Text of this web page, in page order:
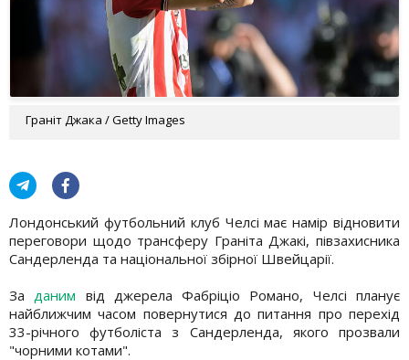
Граніт Джака / Getty Images
Лондонський футбольний клуб Челсі має намір відновити
переговори щодо трансферу Граніта Джакі, півзахисника
Сандерленда та національної збірної Швейцарії.
За даним від джерела Фабріціо Романо, Челсі планує
найближчим часом повернутися до питання про перехід
33-річного футболіста з Сандерленда, якого прозвали
"чорними котами".